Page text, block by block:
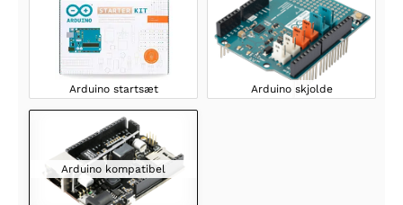
Arduino startsæt Arduino skjolde
Arduino kompatibel